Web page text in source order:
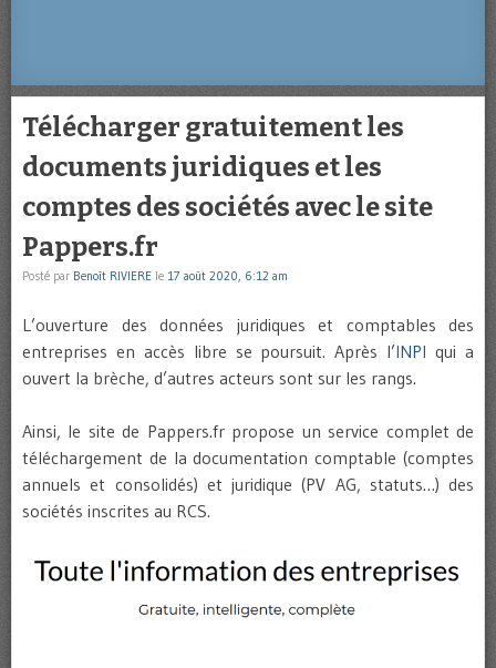
Télécharger gratuitement les
documents juridiques et les
comptes des sociétés avec le site
Pappers.fr
Posté par Benoît RIVIERE le 17 août 2020, 6:12 am
L’ouverture des données juridiques et comptables des
entreprises en accès libre se poursuit. Après l’INPI qui a
ouvert la brèche, d’autres acteurs sont sur les rangs.
Ainsi, le site de Pappers.fr propose un service complet de
téléchargement de la documentation comptable (comptes
annuels et consolidés) et juridique (PV AG, statuts…) des
sociétés inscrites au RCS.